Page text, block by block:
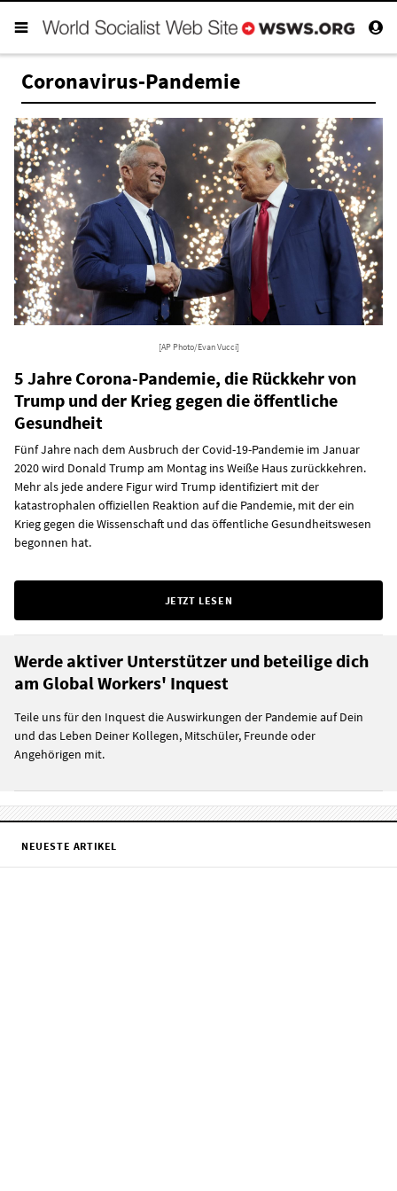
Coronavirus-Pandemie
[AP Photo/Evan Vucci]
5 Jahre Corona-Pandemie, die Rückkehr von
Trump und der Krieg gegen die öffentliche
Gesundheit
Fünf Jahre nach dem Ausbruch der Covid-19-Pandemie im Januar
2020 wird Donald Trump am Montag ins Weiße Haus zurückkehren.
Mehr als jede andere Figur wird Trump identifiziert mit der
katastrophalen offiziellen Reaktion auf die Pandemie, mit der ein
Krieg gegen die Wissenschaft und das öffentliche Gesundheitswesen
begonnen hat.
JETZT LESEN
Werde aktiver Unterstützer und beteilige dich
am Global Workers' Inquest
Teile uns für den Inquest die Auswirkungen der Pandemie auf Dein
und das Leben Deiner Kollegen, Mitschüler, Freunde oder
Angehörigen mit.
NEUESTE ARTIKEL